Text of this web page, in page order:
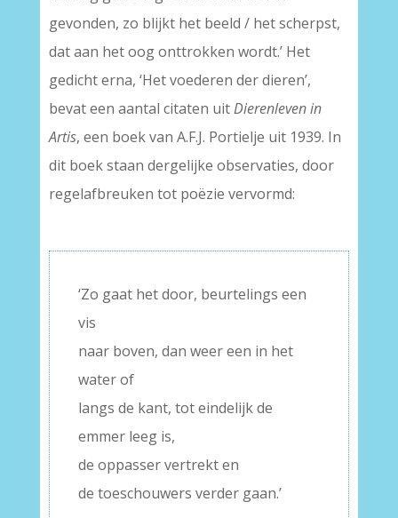
gevonden, zo blijkt het beeld / het scherpst,
dat aan het oog onttrokken wordt.’ Het
gedicht erna, ‘Het voederen der dieren’,
bevat een aantal citaten uitDierenleven in
Artis, een boek van A.F.J. Portielje uit 1939. In
dit boek staan dergelijke observaties, door
regelafbreuken tot poëzie vervormd:
‘Zo gaat het door, beurtelings een
vis
naar boven, dan weer een in het
water of
langs de kant, tot eindelijk de
emmer leeg is,
de oppasser vertrekt en
de toeschouwers verder gaan.’